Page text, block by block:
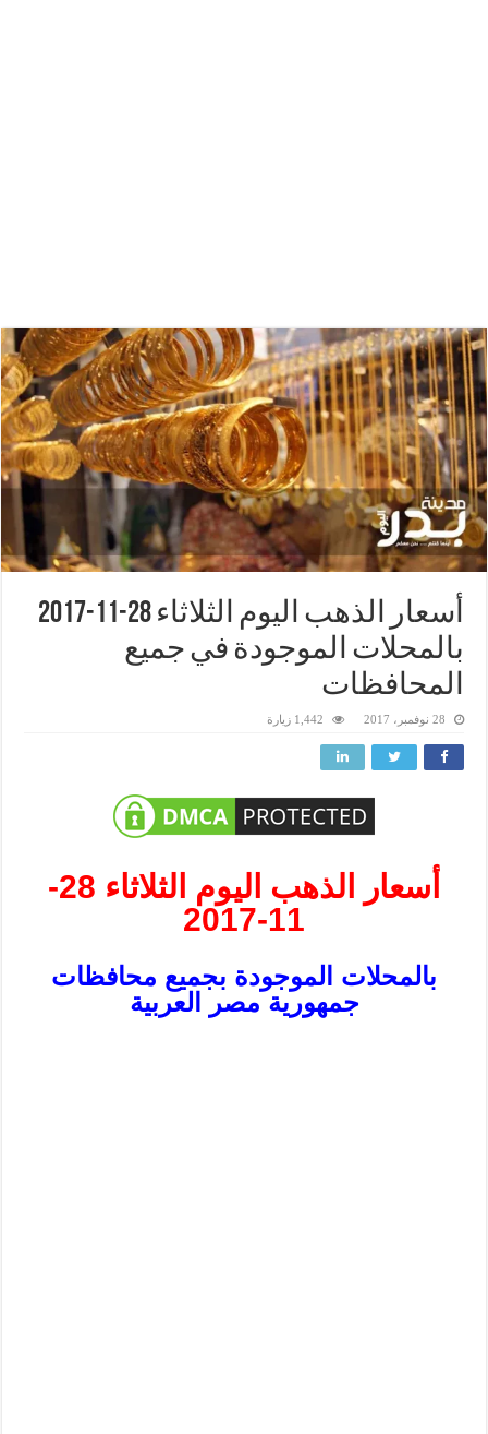
أسعار الذهب اليوم الثلاثاء 28-11-2017
بالمحلات الموجودة في جميع
المحافظات
28 نوفمبر، 2017 1,442 زيارة
أسعار الذهب اليوم الثلاثاء 28-
11-2017
بالمحلات الموجودة بجميع محافظات
جمهورية مصر العربية